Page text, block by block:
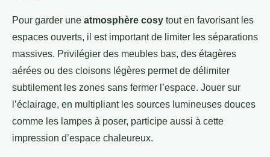
Pour garder une atmosphère cosy tout en favorisant les
espaces ouverts, il est important de limiter les séparations
massives. Privilégier des meubles bas, des étagères
aérées ou des cloisons légères permet de délimiter
subtilement les zones sans fermer l’espace. Jouer sur
l’éclairage, en multipliant les sources lumineuses douces
comme les lampes à poser, participe aussi à cette
impression d’espace chaleureux.